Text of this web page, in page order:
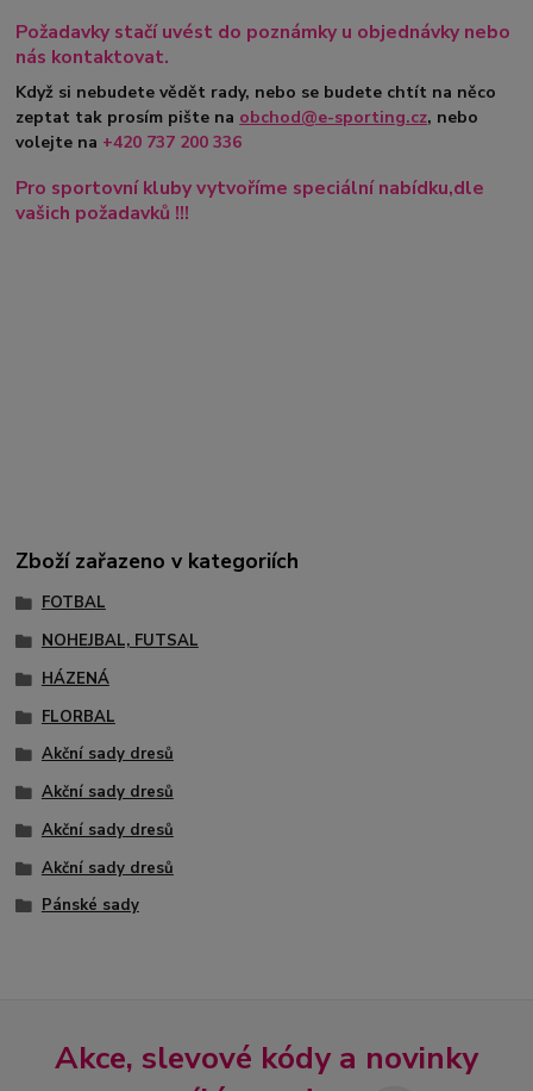
Požadavky stačí uvést do poznámky u objednávky nebo
nás kontaktovat.
Když si nebudete vědět rady, nebo se budete chtít na něco
zeptat tak prosím pište na obchod@e-sporting.cz, nebo
volejte na +420 737 200 336
Pro sportovní kluby vytvoříme speciální nabídku,dle
vašich požadavků !!!
Zboží zařazeno v kategoriích
FOTBAL
NOHEJBAL, FUTSAL
HÁZENÁ
FLORBAL
Akční sady dresů
Akční sady dresů
Akční sady dresů
Akční sady dresů
Pánské sady
Akce, slevové kódy a novinky